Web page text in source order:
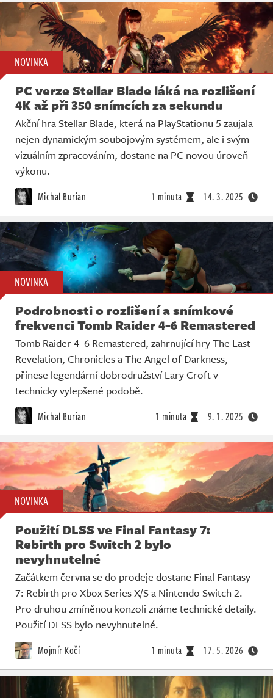
NOVINKA
PC verze Stellar Blade láká na rozlišení
4K až při 350 snímcích za sekundu
Akční hra Stellar Blade, která na PlayStationu 5 zaujala
nejen dynamickým soubojovým systémem, ale i svým
vizuálním zpracováním, dostane na PC novou úroveň
výkonu.
Michal Burian 1 minuta 14. 3. 2025
NOVINKA
Podrobnosti o rozlišení a snímkové
frekvenci Tomb Raider 4-6 Remastered
Tomb Raider 4–6 Remastered, zahrnující hry The Last
Revelation, Chronicles a The Angel of Darkness,
přinese legendární dobrodružství Lary Croft v
technicky vylepšené podobě.
Michal Burian 1 minuta 9. 1. 2025
NOVINKA
Použití DLSS ve Final Fantasy 7:
Rebirth pro Switch 2 bylo
nevyhnutelné
Začátkem června se do prodeje dostane Final Fantasy
7: Rebirth pro Xbox Series X/S a Nintendo Switch 2.
Pro druhou zmíněnou konzoli známe technické detaily.
Použití DLSS bylo nevyhnutelné.
Mojmír Kočí 1 minuta 17. 5. 2026